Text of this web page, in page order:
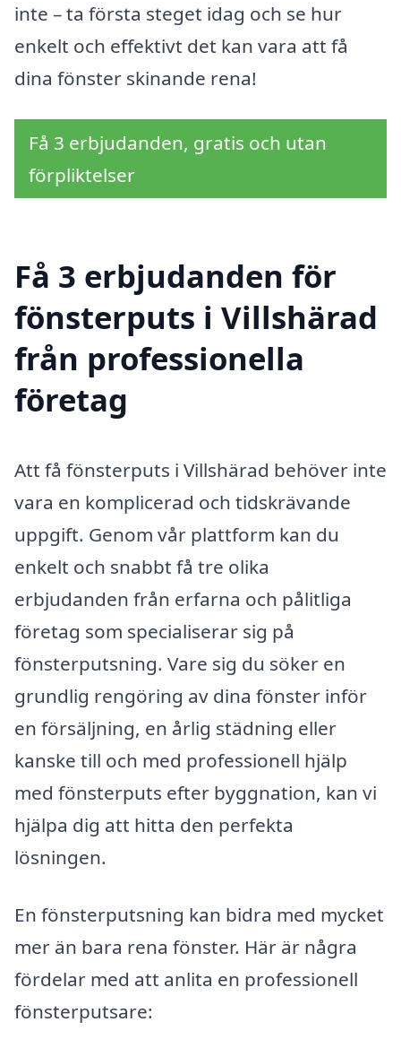
inte – ta första steget idag och se hur
enkelt och effektivt det kan vara att få
dina fönster skinande rena!
Få 3 erbjudanden, gratis och utan
förpliktelser
Få 3 erbjudanden för
fönsterputs i Villshärad
från professionella
företag
Att få fönsterputs i Villshärad behöver inte
vara en komplicerad och tidskrävande
uppgift. Genom vår plattform kan du
enkelt och snabbt få tre olika
erbjudanden från erfarna och pålitliga
företag som specialiserar sig på
fönsterputsning. Vare sig du söker en
grundlig rengöring av dina fönster inför
en försäljning, en årlig städning eller
kanske till och med professionell hjälp
med fönsterputs efter byggnation, kan vi
hjälpa dig att hitta den perfekta
lösningen.
En fönsterputsning kan bidra med mycket
mer än bara rena fönster. Här är några
fördelar med att anlita en professionell
fönsterputsare: